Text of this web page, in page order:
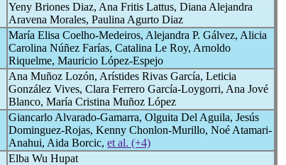
Yeny Briones Diaz, Ana Fritis Lattus, Diana Alejandra
Aravena Morales, Paulina Agurto Diaz
María Elisa Coelho-Medeiros, Alejandra P. Gálvez, Alicia
Carolina Núñez Farías, Catalina Le Roy, Arnoldo
Riquelme, Mauricio López-Espejo
Ana Muñoz Lozón, Arístides Rivas García, Leticia
González Vives, Clara Ferrero García-Loygorri, Ana Jové
Blanco, María Cristina Muñoz López
Giancarlo Alvarado-Gamarra, Olguita Del Aguila, Jesús
Dominguez-Rojas, Kenny Chonlon-Murillo, Noé Atamari-
Anahui, Aida Borcic, et al. (+4)
Elba Wu Hupat